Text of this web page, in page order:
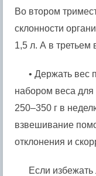
Во втором
склонности
1,5 л. А в третьем
• Держать вес
набором веса
250–350 г в
взвешивание
отклонения и
Если